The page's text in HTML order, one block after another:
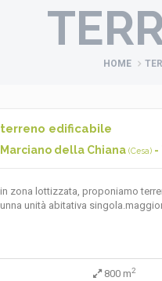
HOME
terreno edificabile
Marciano della Chiana (Cesa) -
in zona lottizzata, proponiamo
unna unità abitativa
800 m2